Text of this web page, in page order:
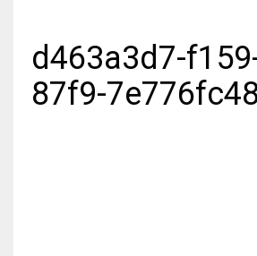
d463a3d7-
87f9-